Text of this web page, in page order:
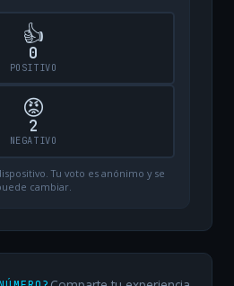
👍
0
POSITIVO
😡
2
NEGATIVO
Tu voto es anónimo y se
cambiar.